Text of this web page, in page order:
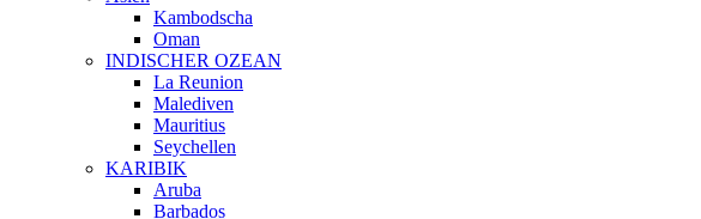
Kambodscha
Oman
INDISCHER OZEAN
La Reunion
Malediven
Mauritius
Seychellen
KARIBIK
Aruba
Barbados